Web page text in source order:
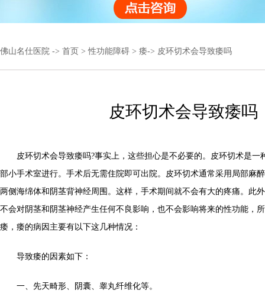
佛山名仕医院 -> 首页 >性功能障碍 > 痿-> 皮环切术会导致痿吗
皮环切术会导致痿吗
皮环切术会导致痿吗?事实上，这些担心是不必要的。皮环切术是一
部小手术室进行。手术后无需住院即可出院。皮环切术通常采用局部麻
两侧海绵体和阴茎背神经周围。这样，手术期间就不会有大的疼痛。此
不会对阴茎和阴茎神经产生任何不良影响，也不会影响将来的性功能，
痿，痿的病因主要有以下这几种情况：
导致痿的因素如下：
一、先天畸形、阴囊、睾丸纤维化等。